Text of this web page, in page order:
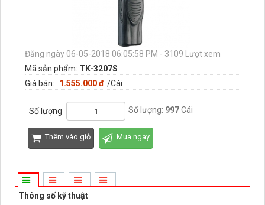
Đăng ngày 06-05-2018 06:05:58 PM - 3109 Lượt xem
Mã sản phẩm: TK-3207S
Giá bán:
1.555.000 đ /Cái
Số lượng Số lượng: 997Cái
Thêm vào giỏ Mua ngay
Thông số kỹ thuật